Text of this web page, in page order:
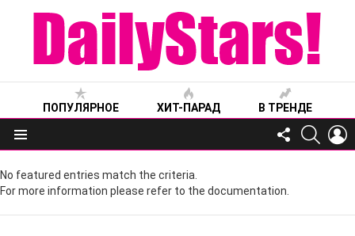
ПОПУЛЯРНОЕ ХИТ-ПАРАД В ТРЕНДЕ
Меню
FOLLOW
US
No featured entries match the criteria.
For more information please refer to the documentation.